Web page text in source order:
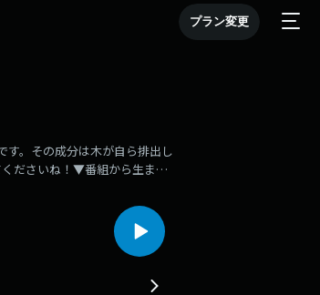
プラン変更
す。その成分は木が自ら排出し
ださいね！▼番組から生まれ
とはhttps://woodealer.jp【出
ナビゲーター
ーワードに意味はありません